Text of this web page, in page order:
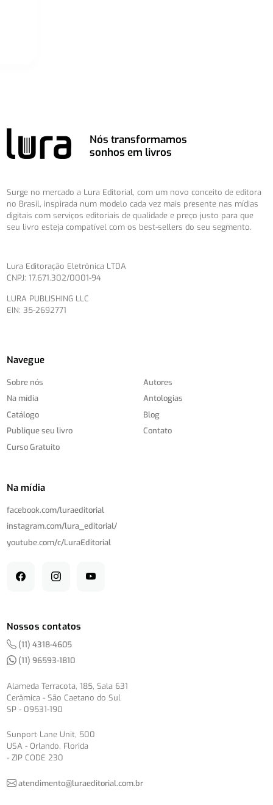
Nós transformamos
sonhos em livros
Surge no mercado a Lura Editorial, com um novo conceito de editora
no Brasil, inspirada num modelo cada vez mais presente nas mídias
digitais com serviços editoriais de qualidade e preço justo para que
seu livro esteja compatível com os best-sellers do seu segmento.
Lura Editoração Eletrônica LTDA
CNPJ: 17.671.302/0001-94
LURA PUBLISHING LLC
EIN: 35-2692771
Navegue
Sobre nós
Na mídia
Catálogo
Publique seu livro
Curso Gratuito
Autores
Antologias
Blog
Contato
Na mídia
facebook.com/luraeditorial
instagram.com/lura_editorial/
youtube.com/c/LuraEditorial
Nossos contatos
(11) 4318-4605
(11) 96593-1810
Alameda Terracota, 185, Sala 631
Cerâmica - São Caetano do Sul
SP - 09531-190
Sunport Lane Unit, 500
USA - Orlando, Florida
- ZIP CODE 230
atendimento@luraeditorial.com.br